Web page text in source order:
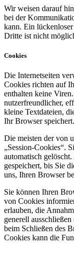
Wir weisen darauf
bei der
kann. Ein
Dritte ist nicht
Cookies
Die Internetseiten
Cookies richten auf
enthalten keine
nutzerfreundlicher,
kleine Textdateien,
Ihr Browser speichert.
Die meisten der von
„Session-Cookies“.
automatisch
gespeichert, bis Sie
uns, Ihren Browser
Sie können Ihren
von Cookies
erlauben, die
generell
beim Schließen des
Cookies kann die